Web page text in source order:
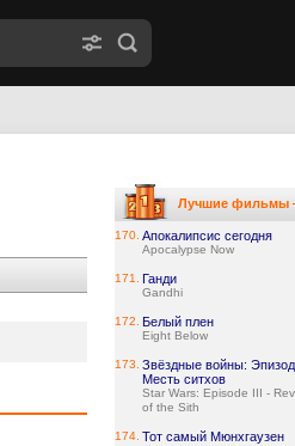
Лучшие фильмы
170. Апокалипсис сегодня
Apocalypse Now
171. Ганди
Gandhi
172. Белый плен
Eight Below
173. Звёздные войны:
Месть ситхов
Star Wars: Episode III -
of the Sith
174. Тот самый Мюнхгаузен